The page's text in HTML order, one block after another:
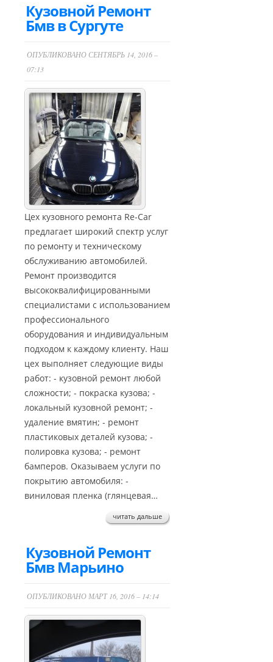
Кузовной Ремонт
Бмв в Сургуте
ОПУБЛИКОВАНО СЕНТЯБРЬ 14, 2016 –
07:13
Цех кузовного ремонта Re-Car
предлагает широкий спектр услуг
по ремонту и техническому
обслуживанию автомобилей.
Ремонт производится
высококвалифицированными
специалистами с использованием
профессионального
оборудования и индивидуальным
подходом к каждому клиенту. Наш
цех выполняет следующие виды
работ: - кузовной ремонт любой
сложности; - покраска кузова; -
локальный кузовной ремонт; -
удаление вмятин; - ремонт
пластиковых деталей кузова; -
полировка кузова; - ремонт
бамперов. Оказываем услуги по
покрытию автомобиля: -
виниловая пленка (глянцевая…
читать дальше
Кузовной Ремонт
Бмв Марьино
ОПУБЛИКОВАНО МАРТ 16, 2016 – 14:14